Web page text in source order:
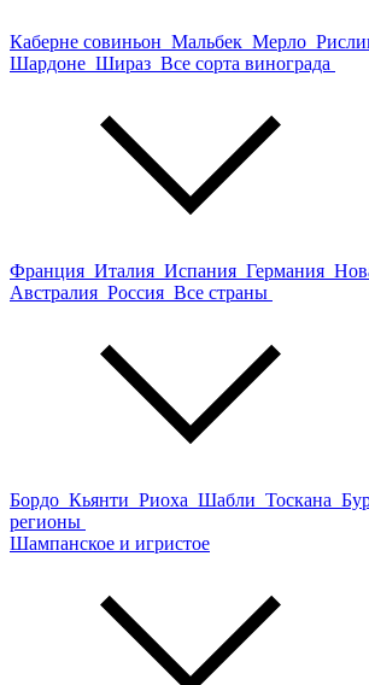
Каберне совиньон Мальбек Мерло
Шардоне Шираз Все сорта винограда
Франция Италия Испания Германия
Австралия Россия Все страны
Бордо Кьянти Риоха Шабли Тоскана
регионы
Шампанское и игристое